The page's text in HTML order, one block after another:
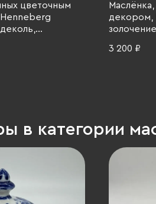
цветочным
декором,
3 200 ₽
в категории